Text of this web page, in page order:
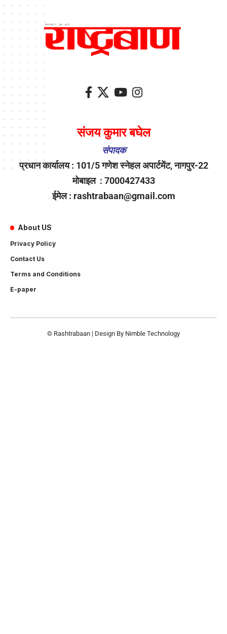
संजय कुमार बघेल
संपादक
प्रधान कार्यालय : 101/5 गणेश स्नेहल अपार्टमेंट, नागपुर-22
मोबाइल : 7000427433
ईमेल : rashtrabaan@gmail.com
About US
Privacy Policy
Contact Us
Terms and Conditions
E-paper
© Rashtrabaan | Design By Nimble Technology